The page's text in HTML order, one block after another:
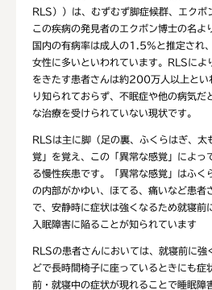
RLS））は、むずむず脚症候群、エク
この疾病の発見者のエクボン博士の名よ
国内の有病率は成人の1.5%と推定され
女性に多いといわれています。RLSによ
をきたす患者さんは約200万人以上とい
り知られておらず、不眠症や他の病気だ
な治療を受けられていない現状です。
RLSは主に脚（足の裏、ふくらはぎ、太
覚」を覚え、この「異常な感覚」によっ
る慢性疾患です。「異常な感覚」はふく
の内部がかゆい、ほてる、痛いなど患者
で、安静時に症状は強くなるため就寝前
入眠障害に陥ることが知られています
RLSの患者さんにおいては、就寝前に強
どで長時間椅子に座っているときにも症
前・就寝中の症状が現れることで睡眠障